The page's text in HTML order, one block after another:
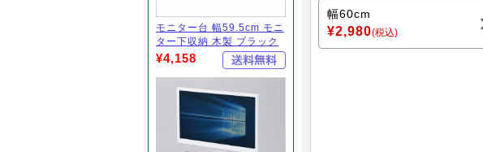
モニター台 幅59.5cm モニ
ター下収納 木製 ブラック
¥4,158
幅60cm
¥2,980(税込)